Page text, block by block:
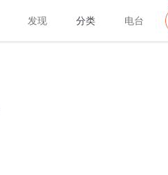
发现 分类 电台